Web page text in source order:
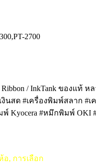
2700
/ InkTank ของแ
นสด #เครื่องพิมพ์สลาก
#หมึกพิมพ์ OKI
, การเลือก